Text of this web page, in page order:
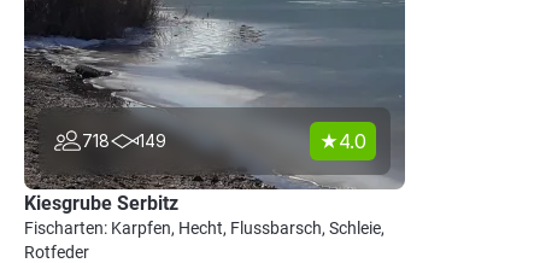
718 149 4.0
Kiesgrube Serbitz
Fischarten: Karpfen, Hecht, Flussbarsch, Schleie,
Rotfeder